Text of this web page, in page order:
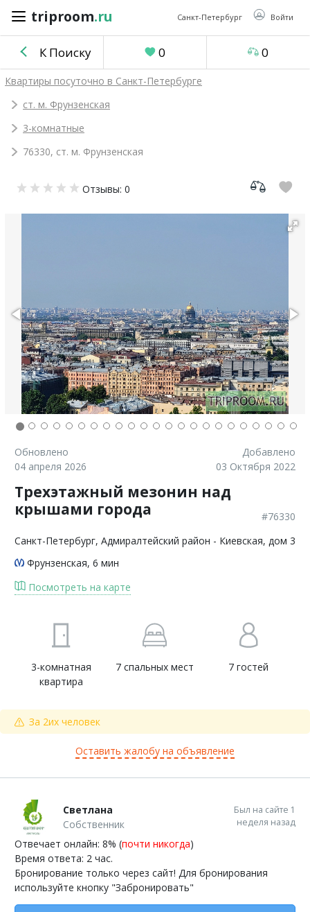
triproom.ru Санкт-Петербург Войти
triproom .ru
Российский
Войти / Зарегистрироваться
объявление
К Поиску 0 0
Квартиры посуточно в Санкт-Петербурге
ст. м. Фрунзенская
3-комнатные
76330, ст. м. Фрунзенская
Отзывы: 0
Обновлено
04 апреля 2026
Добавлено
03 Октября 2022
Трехэтажный мезонин над
крышами города
#76330
Санкт-Петербург, Адмиралтейский район - Киевская, дом 3
Фрунзенская, 6 мин
Посмотреть на карте
3-комнатная
квартира
7 спальных мест 7 гостей
За 2их человек
Оставить жалобу на объявление
Светлана
Собственник
Был на сайте 1
неделя назад
Отвечает онлайн: 8% (почти никогда)
Время ответа: 2 час.
Бронирование только через сайт! Для бронирования
используйте кнопку "Забронировать"